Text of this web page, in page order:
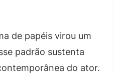
de papéis virou um
padrão sustenta
do ator.